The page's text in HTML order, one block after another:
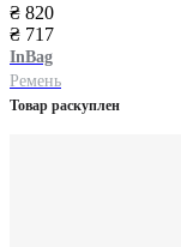
₴ 820
₴ 717
InBag
Ремень
Товар раскуплен